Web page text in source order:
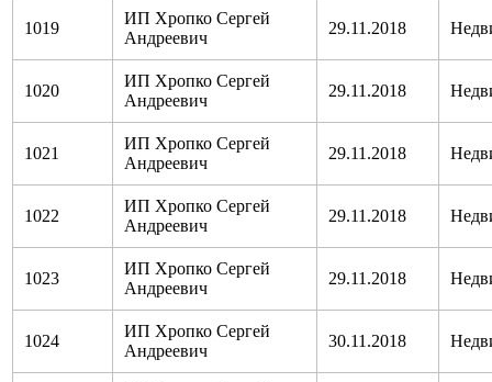
1019
ИП Хропко Сергей
Андреевич
29.11.2018
1020
ИП Хропко Сергей
Андреевич
29.11.2018
1021
ИП Хропко Сергей
Андреевич
29.11.2018
1022
ИП Хропко Сергей
Андреевич
29.11.2018
1023
ИП Хропко Сергей
Андреевич
29.11.2018
1024
ИП Хропко Сергей
Андреевич
30.11.2018